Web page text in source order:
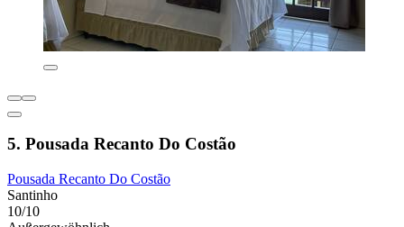
5. Pousada Recanto Do Costão
Pousada Recanto Do Costão
Santinho
10/10